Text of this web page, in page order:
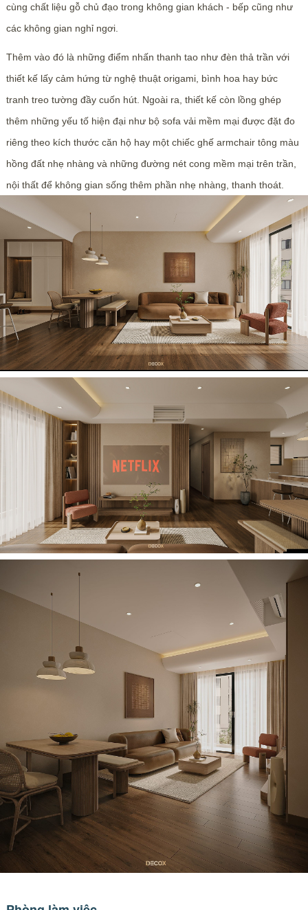
cùng chất liệu gỗ chủ đạo trong không gian khách - bếp cũng như
các không gian nghỉ ngơi.
Thêm vào đó là những điểm nhấn thanh tao như đèn thả trần với
thiết kế lấy cảm hứng từ nghệ thuật origami, bình hoa hay bức
tranh treo tường đầy cuốn hút. Ngoài ra, thiết kế còn lồng ghép
thêm những yếu tố hiện đại như bộ sofa vải mềm mại được đặt đo
riêng theo kích thước căn hộ hay một chiếc ghế armchair tông màu
hồng đất nhẹ nhàng và những đường nét cong mềm mại trên trần,
nội thất để không gian sống thêm phần nhẹ nhàng, thanh thoát.